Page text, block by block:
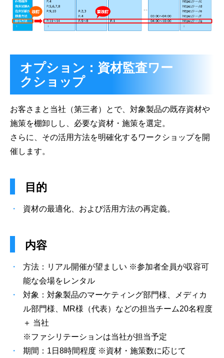
オプション：資材監査ワー
クショップ
お客さまと当社（第三者）とで、対象製品の既存資材や
施策を棚卸しし、必要な資材・施策を選定。
さらに、その活用方法を明確化するワークショップを開
催します。
目的
資材の最適化、および活用方法の再定義。
内容
方法：リアル開催が望ましい ※参加者全員が収容可
能な会場をレンタル
対象：対象製品のマーケティング部門様、メディカ
ル部門様、MR様（代表）などの担当チーム20名程度
＋ 当社
※ファシリテーションは当社が担当予定
期間：1日8時間程度 ※資材・施策数に応じて